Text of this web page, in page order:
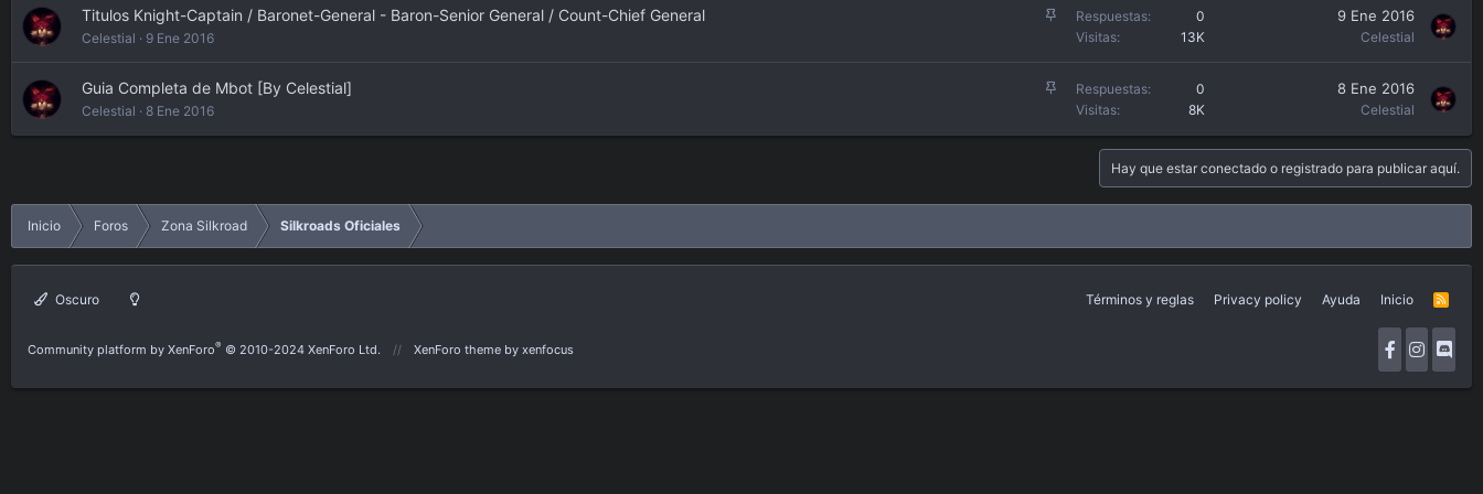
A
Titulos Knight-Captain / Baronet-General - Baron-Senior General / Count-Chief General
Celestial 9 Ene 2016
Respuestas
0
Visitas
13K
9 Ene 2016
Celestial
A
Guia Completa de Mbot [By Celestial]
Celestial 8 Ene 2016
Respuestas
0
Visitas
8K
8 Ene 2016
Celestial
Hay que estar conectado o registrado para publicar aquí.
Inicio Foros Zona Silkroad Silkroads Oficiales
Oscuro Términos y reglas Privacy policy Ayuda Inicio
R
S
Community platform by XenForo® © 2010-2024 XenForo Ltd. XenForo theme by xenfocus